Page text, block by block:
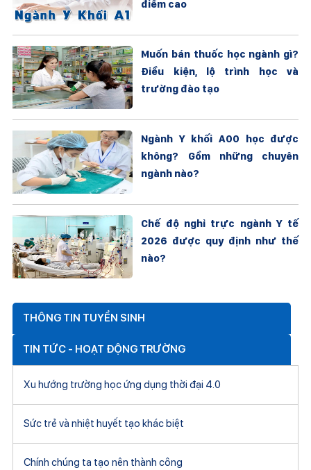
điểm cao
Muốn bán thuốc học ngành gì?
Điều kiện, lộ trình học và
trường đào tạo
Ngành Y khối A00 học được
không? Gồm những chuyên
ngành nào?
Chế độ nghỉ trực ngành Y tế
2026 được quy định như thế
nào?
THÔNG TIN TUYỂN SINH
TIN TỨC - HOẠT ĐỘNG TRƯỜNG
Xu hướng trường học ứng dụng thời đại 4.0
Sức trẻ và nhiệt huyết tạo khác biệt
Chính chúng ta tạo nên thành công